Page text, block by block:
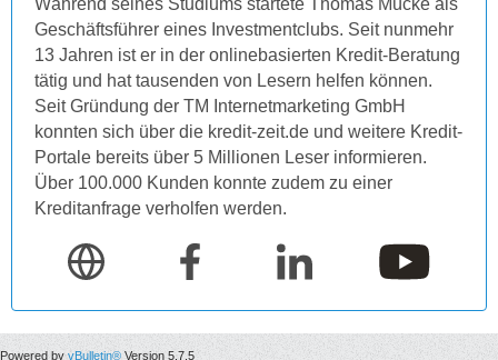
Geschäftsführer eines Investmentclubs. Seit nunmehr
13 Jahren ist er in der onlinebasierten Kredit-Beratung
tätig und hat tausenden von Lesern helfen können.
Seit Gründung der TM Internetmarketing GmbH
konnten sich über die kredit-zeit.de und weitere Kredit-
Portale bereits über 5 Millionen Leser informieren.
Über 100.000 Kunden konnte zudem zu einer
Kreditanfrage verholfen werden.
Powered by vBulletin® Version 5.7.5